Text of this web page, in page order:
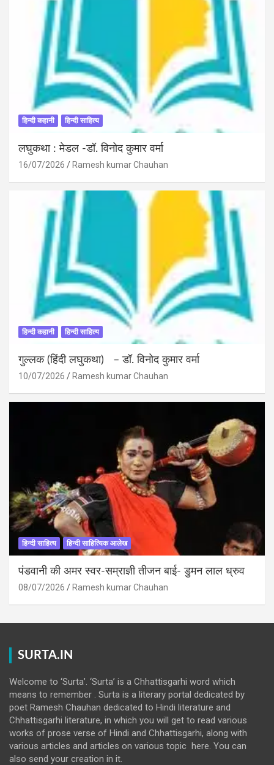
हिन्दी कहानी हिन्दी साहित्य
लघुकथा : मेडल -डॉ. विनोद कुमार वर्मा
16/07/2026 Ramesh kumar Chauhan
हिन्दी कहानी हिन्दी साहित्य
गुल्लक (हिंदी लघुकथा) – डॉ. विनोद कुमार वर्मा
10/07/2026 Ramesh kumar Chauhan
हिन्दी साहित्य हिन्दी साहित्यिक आलेख
पंडवानी की अमर स्वर-सम्राज्ञी तीजन बाई- डुमन लाल ध्रुव
08/07/2026 Ramesh kumar Chauhan
SURTA.IN
Welcome to ‘Surta’. ‘Surta’ is a Chhattisgarhi word which
means to remember . Surta is a literary portal dedicated by
poet Ramesh Chauhan dedicated to Hindi literature and
Chhattisgarhi literature, in which you will get to read various
works of prose verse of Hindi and Chhattisgarhi, along with
various articles and articles on various topic here. You can
also send your creation in it.